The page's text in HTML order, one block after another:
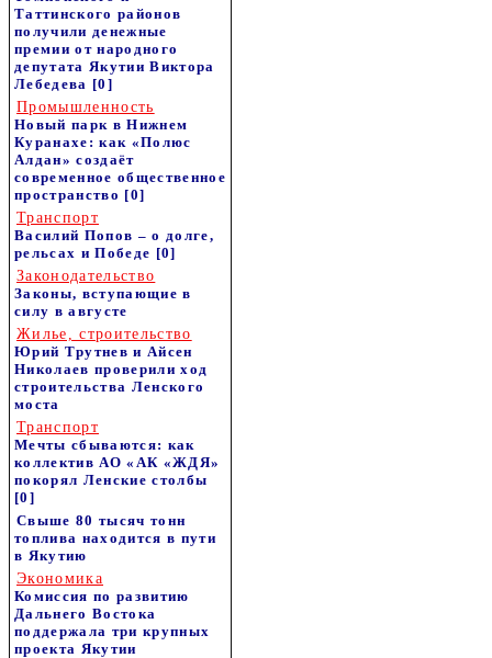
Таттинского районов
получили денежные
премии от народного
депутата Якутии Виктора
Лебедева [0]
Промышленность
Новый парк в Нижнем
Куранахе: как «Полюс
Алдан» создаёт
современное общественное
пространство [0]
Транспорт
Василий Попов – о долге,
рельсах и Победе [0]
Законодательство
Законы, вступающие в
силу в августе
Жилье, строительство
Юрий Трутнев и Айсен
Николаев проверили ход
строительства Ленского
моста
Транспорт
Мечты сбываются: как
коллектив АО «АК «ЖДЯ»
покорял Ленские столбы
[0]
Свыше 80 тысяч тонн
топлива находится в пути
в Якутию
Экономика
Комиссия по развитию
Дальнего Востока
поддержала три крупных
проекта Якутии